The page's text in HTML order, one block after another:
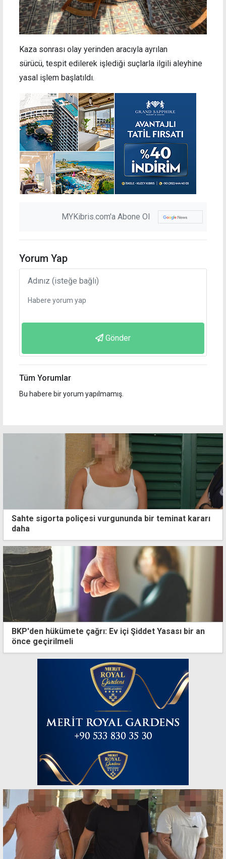
Kaza sonrası olay yerinden aracıyla ayrılan
sürücü, tespit edilerek işlediği suçlarla ilgili aleyhine
yasal işlem başlatıldı.
MYKibris.com'a Abone Ol
Yorum Yap
Gönder
Tüm Yorumlar
Bu habere bir yorum yapılmamış.
Sahte sigorta poliçesi vurgununda bir teminat kararı
daha
BKP'den hükümete çağrı: Ev içi Şiddet Yasası bir an
önce geçirilmeli